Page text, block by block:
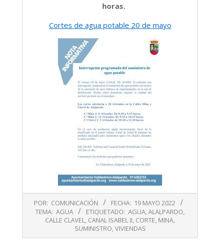
horas.
Cortes de agua potable 20 de mayo
POR: COMUNICACIÓN FECHA: 19 MAYO 2022
TEMA: AGUA ETIQUETADO: AGUA,ALALPARDO,
CALLE CLAVEL, CANAL ISABEL II, CORTE, MINA,
SUMINISTRO,VIVIENDAS